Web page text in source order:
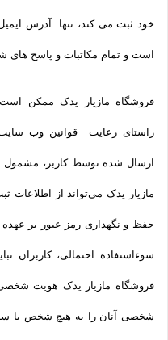
خود ثبت می­ کند، تنها آدرس
است و تمام مکاتبات و پاسخ
فروشگاه مازیار یدک ممکن
راستای رعایت قوانین وب سایت
ارسال شده توسط کاربر، مشمول
مازیار یدک می‌تواند از اطلاعات
حفظ و نگهداری رمز عبور بر
سوءاستفاده احتمالی، کاربران
فروشگاه مازیار یدک هویت شخصی
شخصی آنان را به هیچ شخص یا